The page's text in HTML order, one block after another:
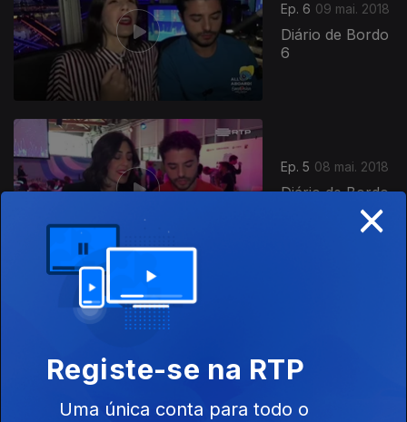
Ep. 6 09 mai. 2018
Diário de Bordo
6
Ep. 5 08 mai. 2018
Diário de Bordo
×
Registe-se na RTP
Uma única conta para todo o